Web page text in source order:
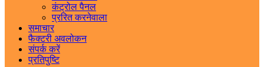
कंट्रोल पैनल
प्ररित करनेवाला
समाचार
फैक्टरी अवलोकन
संपर्क करें
प्रतिपुष्टि